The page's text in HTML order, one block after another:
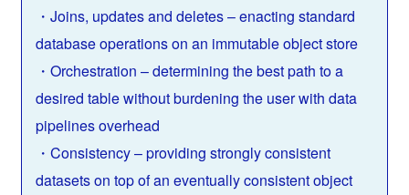
・Joins, updates and deletes – enacting standard
database operations on an immutable object store
・Orchestration – determining the best path to a
desired table without burdening the user with data
pipelines overhead
・Consistency – providing strongly consistent
datasets on top of an eventually consistent object